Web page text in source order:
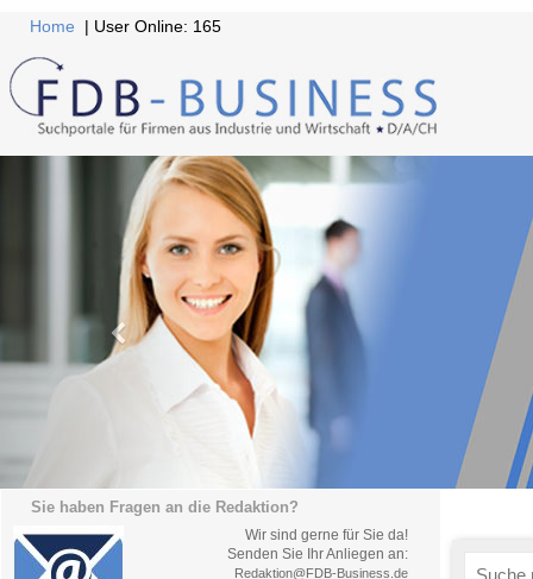
Home | User Online: 165
Sie haben Fragen an die Redaktion?
Wir sind gerne für Sie da!
Senden Sie Ihr Anliegen an:
Redaktion@FDB-Business.de